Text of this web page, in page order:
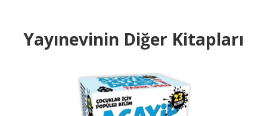
Yayınevinin Diğer Kitapları